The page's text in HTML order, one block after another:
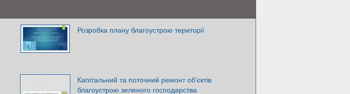
Розробка плану благоустрою території
Капітальний та поточний ремонт об'єктів
благоустрою зеленого господарства